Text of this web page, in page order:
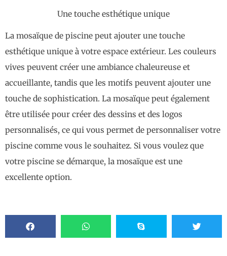
Une touche esthétique unique
La mosaïque de piscine peut ajouter une touche
esthétique unique à votre espace extérieur. Les couleurs
vives peuvent créer une ambiance chaleureuse et
accueillante, tandis que les motifs peuvent ajouter une
touche de sophistication. La mosaïque peut également
être utilisée pour créer des dessins et des logos
personnalisés, ce qui vous permet de personnaliser votre
piscine comme vous le souhaitez. Si vous voulez que
votre piscine se démarque, la mosaïque est une
excellente option.